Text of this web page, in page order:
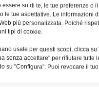
su di te, le tue preferenze o
le tue aspettative. Le informazioni
più personalizzata. Poiché
tipi di cookie.
usate per questi scopi, clicca
senza accettare" per rifiutare
su "Configura". Puoi revocare il